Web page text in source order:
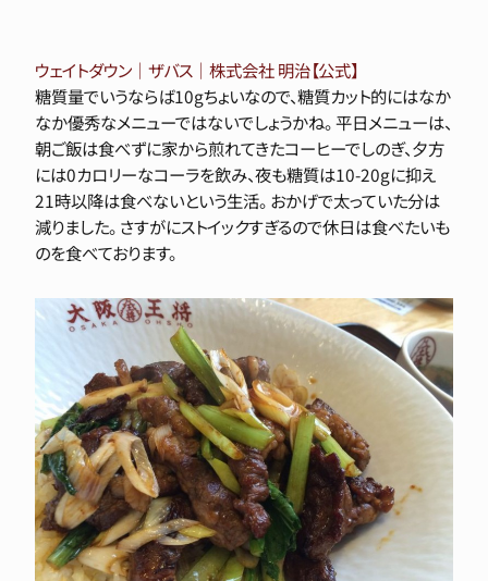
ウェイトダウン｜ザバス｜株式会社 明治【公式】
糖質量でいうならば10gちょいなので、糖質カット的にはなか
なか優秀なメニューではないでしょうかね。 平日メニューは、
朝ご飯は食べずに家から煎れてきたコーヒーでしのぎ、夕方
には0カロリーなコーラを飲み、夜も糖質は10-20gに抑え
21時以降は食べないという生活。 おかげで太っていた分は
減りました。 さすがにストイックすぎるので休日は食べたいも
のを食べております。